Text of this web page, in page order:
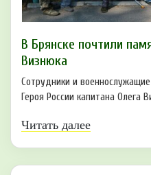
В Брянске почтили
Визнюка
Сотрудники и
Героя России капитана Олега
Читать далее